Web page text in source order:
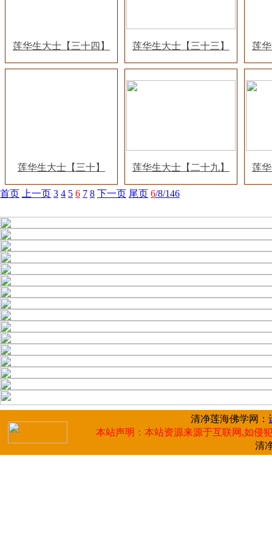
莲华生大士【三十四】 莲华生大士【三十三】 莲
莲华生大士【三十】 莲华生大士【二十九】 莲
首页 上一页 3 4 5 6 7 8 下一页 尾页 6/8/146
清净莲海佛学网：
本站声明：本站资源来源于互联网,如侵
清